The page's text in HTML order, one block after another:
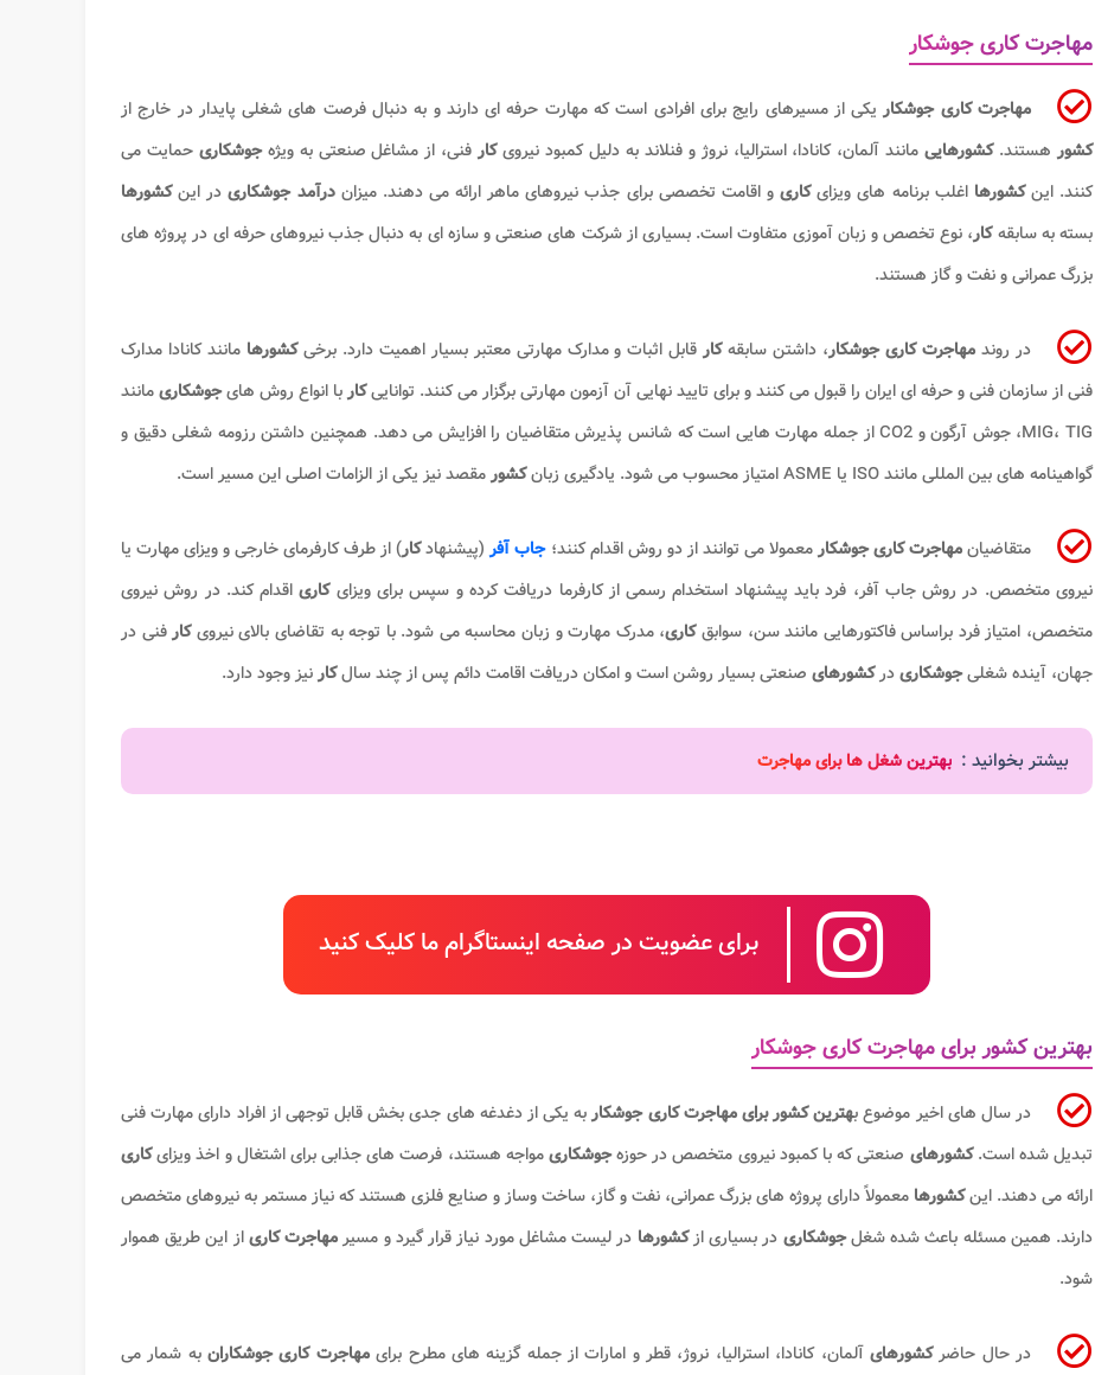
مهاجرت کاری جوشکار
مهاجرت کاری جوشکاریکی از مسیرهای رایج برای افرادی است که مهارت حرفه ای دارند و به دنبال فرصت های شغلی پایدار در خارج از
کشور هستند.کشورهاییمانند آلمان، کانادا، استرالیا، نروژ و فنلاند به دلیل کمبود نیرویکارفنی، از مشاغل صنعتی به ویژهجوشکاریحمایت می
کنند. اینکشورهااغلب برنامه های ویزایکاریو اقامت تخصصی برای جذب نیروهای ماهر ارائه می دهند. میزاندرآمد جوشکاریدر اینکشورها
بسته به سابقهکار، نوع تخصص و زبان آموزی متفاوت است. بسیاری از شرکت های صنعتی و سازه ای به دنبال جذب نیروهای حرفه ای در پروژه های
بزرگ عمرانی و نفت و گاز هستند.
در روند مهاجرت کاری جوشکار، داشتن سابقهکارقابل اثبات و مدارک مهارتی معتبر بسیار اهمیت دارد. برخیکشورهامانند کانادا مدارک
فنی از سازمان فنی و حرفه ای ایران را قبول می کنند و برای تایید نهایی آن آزمون مهارتی برگزار می کنند. تواناییکاربا انواع روش هایجوشکاریمانند
MIG، TIG، جوش آرگون و CO2 از جمله مهارت هایی است که شانس پذیرش متقاضیان را افزایش می دهد. همچنین داشتن رزومه شغلی دقیق و
گواهینامه های بین المللی مانند ISO یا ASME امتیاز محسوب می شود. یادگیری زبان
کشورمقصد نیز یکی از الزامات اصلی این مسیر است.
متقاضیانمهاجرت کاری جوشکارمعمولا می توانند از دو روش اقدام کنند؛جاب آفر(پیشنهادکار) از طرف کارفرمای خارجی و ویزای مهارت یا
نیروی متخصص. در روش جاب آفر، فرد باید پیشنهاد استخدام رسمی از کارفرما دریافت کرده و سپس برای ویزایکاری اقدام کند. در روش نیروی
متخصص، امتیاز فرد براساس فاکتورهایی مانند سن، سوابقکاری، مدرک مهارت و زبان محاسبه می شود. با توجه به تقاضای بالای نیرویکارفنی در
جهان، آینده شغلیجوشکاریدرکشورهای صنعتی بسیار روشن است و امکان دریافت اقامت دائم پس از چند سالکارنیز وجود دارد.
بیشتر بخوانید : بهترین شغل ها برای مهاجرت
برای عضویت در صفحه اینستاگرام ما کلیک کنید
بهترین کشور برای مهاجرت کاری جوشکار
در سال های اخیر موضوع بهترین کشور برایمهاجرت کاری جوشکاربه یکی از دغدغه های جدی بخش قابل توجهی از افراد دارای مهارت فنی
تبدیل شده است.کشورهای صنعتی که با کمبود نیروی متخصص در حوزهجوشکاریمواجه هستند، فرصت های جذابی برای اشتغال و اخذ ویزایکاری
ارائه می دهند. اینکشورها معمولاً دارای پروژه های بزرگ عمرانی، نفت و گاز، ساخت وساز و صنایع فلزی هستند که نیاز مستمر به نیروهای متخصص
دارند. همین مسئله باعث شده شغلجوشکاری در بسیاری ازکشورها در لیست مشاغل مورد نیاز قرار گیرد و مسیرمهاجرت کاریاز این طریق هموار
شود.
در حال حاضرکشورهایآلمان، کانادا، استرالیا، نروژ، قطر و امارات از جمله گزینه های مطرح برایمهاجرت کاری جوشکارانبه شمار می